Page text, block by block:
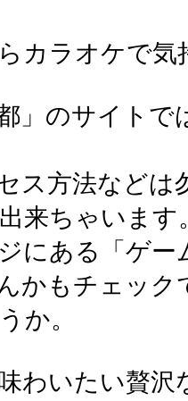
カラオケで
」のサイト
ス方法など
来ちゃいます
にある「ゲー
かもチェッ
か。
わいたい贅